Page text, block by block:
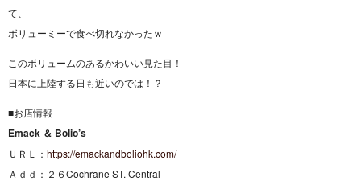
て、
ボリューミーで食べ切れなかったｗ
このボリュームのあるかわいい見た目！
日本に上陸する日も近いのでは！？
■お店情報
Emack ＆ Bolio’s
ＵＲＬ： https://emackandboliohk.com/
Ａｄｄ：２６Cochrane ST. Central